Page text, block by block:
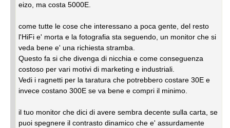
eizo, ma costa 5000E.
come tutte le cose che interessano a poca gente, del resto
l'HiFi e' morta e la fotografia sta seguendo, un monitor che si
veda bene e' una richiesta stramba.
Questo fa si che divenga di nicchia e come conseguenza
costoso per vari motivi di marketing e industriali.
Vedi i ragnetti per la taratura che potrebbero costare 30E e
invece costano 300E se va bene e compri il minimo.
il tuo monitor che dici di avere sembra decente sulla carta, se
puoi spegnere il contrasto dinamico che e' assurdamente